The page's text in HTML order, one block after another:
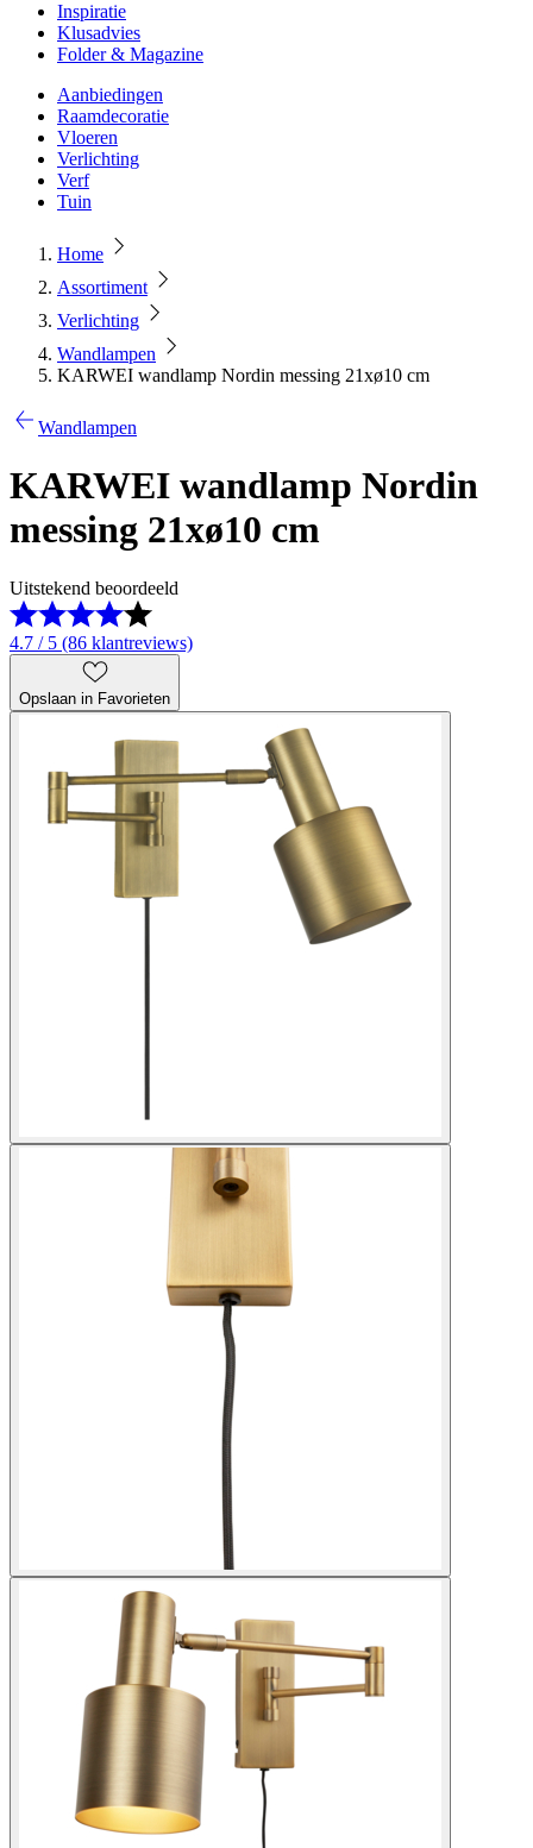
Inspiratie
Klusadvies
Folder & Magazine
Aanbiedingen
Raamdecoratie
Vloeren
Verlichting
Verf
Tuin
Home
Assortiment
Verlichting
Wandlampen
KARWEI wandlamp Nordin messing 21xø10 cm
Wandlampen
KARWEI wandlamp Nordin
messing 21xø10 cm
Uitstekend beoordeeld
4.7 / 5 (86 klantreviews)
Opslaan in Favorieten